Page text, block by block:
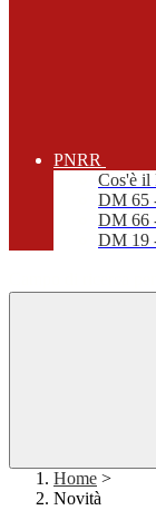
PNRR
Cos'è il
DM 65
DM 66
DM 19
Home >
Novità